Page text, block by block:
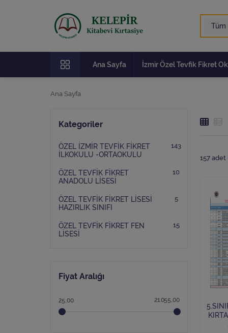
Ana Sayfa İzmir Özel Tevfik Fikret
Ana Sayfa
157 adet
5.SINIF
LİSTESİ.
Kategoriler
ÖZEL İZMİR TEVFİK FİKRET
İLKOKULU -ORTAOKULU
143
ÖZEL TEVFİK FİKRET
ANADOLU LİSESİ
10
ÖZEL TEVFİK FİKRET LİSESİ
HAZIRLIK SINIFI
5
ÖZEL TEVFİK FİKRET FEN
LİSESİ
15
Fiyat Aralığı
25,00 21.055,00